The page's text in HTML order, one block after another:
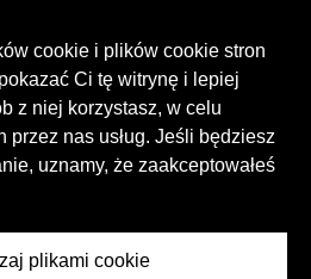
cookie i plików cookie stron
Ci tę witrynę i lepiej
z niej korzystasz, w celu
przez nas usług. Jeśli będziesz
uznamy, że zaakceptowałeś
plikami cookie